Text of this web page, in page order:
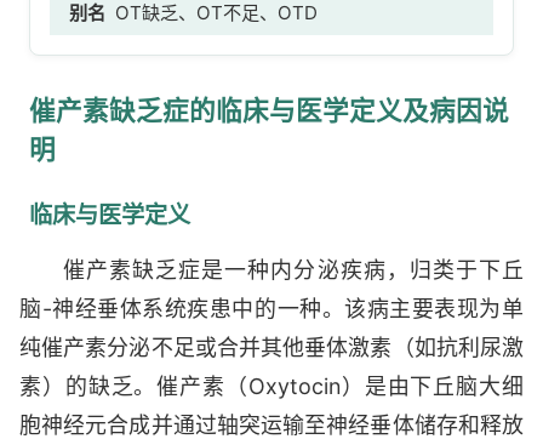
别名 OT缺乏、OT不足、OTD
催产素缺乏症的临床与医学定义及病因说
明
临床与医学定义
催产素缺乏症是一种内分泌疾病，归类于下丘
脑-神经垂体系统疾患中的一种。该病主要表现为单
纯催产素分泌不足或合并其他垂体激素（如抗利尿激
素）的缺乏。催产素（Oxytocin）是由下丘脑大细
胞神经元合成并通过轴突运输至神经垂体储存和释放